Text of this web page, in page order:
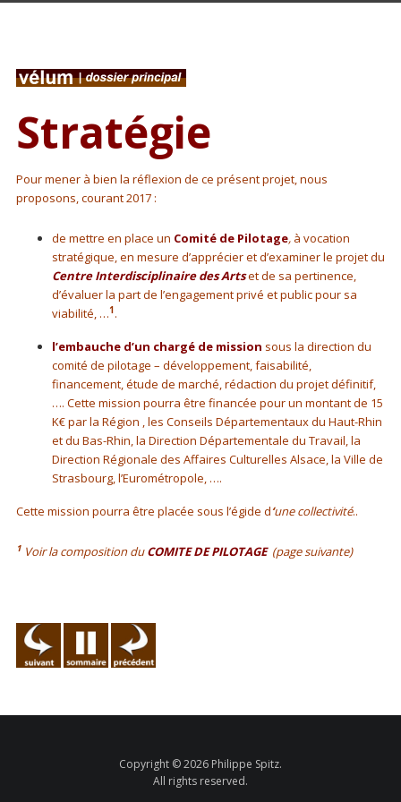
Stratégie
Pour mener à bien la réflexion de ce présent projet, nous
proposons, courant 2017 :
de mettre en place un Comité de Pilotage, à vocation
stratégique, en mesure d’apprécier et d’examiner le projet du
Centre Interdisciplinaire des Artset de sa pertinence,
d’évaluer la part de l’engagement privé et public pour sa
viabilité, …1.
l’embauche d’un chargé de mission sous la direction du
comité de pilotage – développement, faisabilité,
financement, étude de marché, rédaction du projet définitif,
…. Cette mission pourra être financée pour un montant de 15
K€ par la Région , les Conseils Départementaux du Haut-Rhin
et du Bas-Rhin, la Direction Départementale du Travail, la
Direction Régionale des Affaires Culturelles Alsace, la Ville de
Strasbourg, l’Eurométropole, ….
Cette mission pourra être placée sous l’égide d‘une collectivité..
1 Voir la composition du COMITE DE PILOTAGE (page suivante)
Copyright © 2026 Philippe Spitz.
All rights reserved.